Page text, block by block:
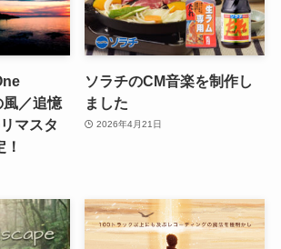
／追憶
マスタ
ソラチのCM音楽を制作し
ました
2026年4月21日